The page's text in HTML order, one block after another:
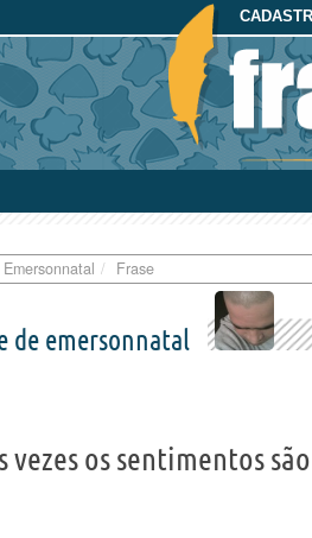
Emersonnatal Frase
de emersonnatal
vezes os sentimentos